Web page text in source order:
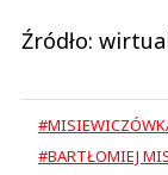
Źródło:
#BARTŁOMIEJ